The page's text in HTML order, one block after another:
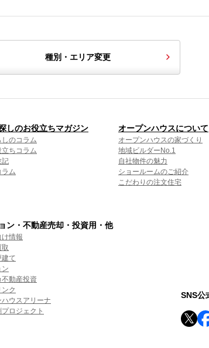
種別・エリア変更
しのお役立ちマガジン
のコラム
ちコラム
記
ム
オープンハウスについて
オープンハウスの家づくり
地域ビルダーNo.1
自社物件の魅力
ショールームのご紹介
こだわりの注文住宅
ン・不動産売却・投資用・他
情報
取
建て
ン
不動産投資
ク
ハウスアリーナ
ロジェクト
SNS公